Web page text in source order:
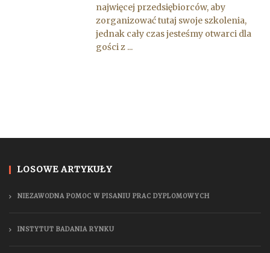
najwięcej przedsiębiorców, aby
zorganizować tutaj swoje szkolenia,
jednak cały czas jesteśmy otwarci dla
gości z ...
LOSOWE ARTYKUŁY
NIEZAWODNA POMOC W PISANIU PRAC DYPLOMOWYCH
INSTYTUT BADANIA RYNKU